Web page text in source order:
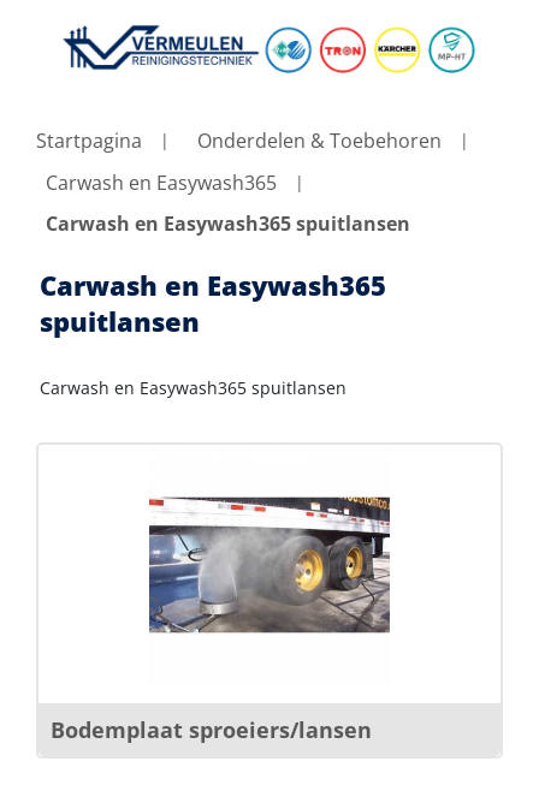
Startpagina
Onderdelen & Toebehoren
Carwash en Easywash365
Carwash en Easywash365 spuitlansen
Carwash en Easywash365
spuitlansen
Carwash en Easywash365 spuitlansen
Bodemplaat sproeiers/lansen